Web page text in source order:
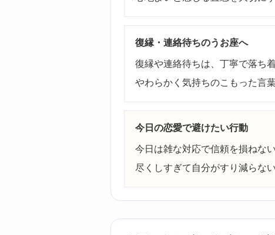
復縁・連絡待ちのうお座へ
復縁や連絡待ちは、丁寧で落ち
やわらかく気持ちのこもった言
今日の恋愛で避けたい行動
今日は雑な対応で信頼を損ねな
尽くしすぎて自分がすり減らな